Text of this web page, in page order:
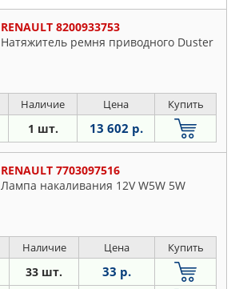
RENAULT 8200933753
Натяжитель ремня приводного Duster
Наличие Цена Купить
1 шт. 13 602 р.
RENAULT 7703097516
Лампа накаливания 12V W5W 5W
Наличие Цена Купить
33 шт. 33 р.